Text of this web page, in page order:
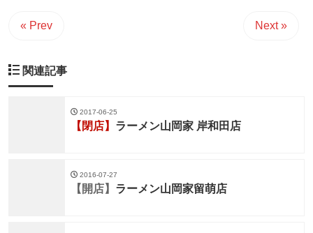
« Prev Next »
関連記事
2017-06-25
【閉店】 ラーメン山岡家 岸和田店
2016-07-27
【開店】 ラーメン山岡家留萌店